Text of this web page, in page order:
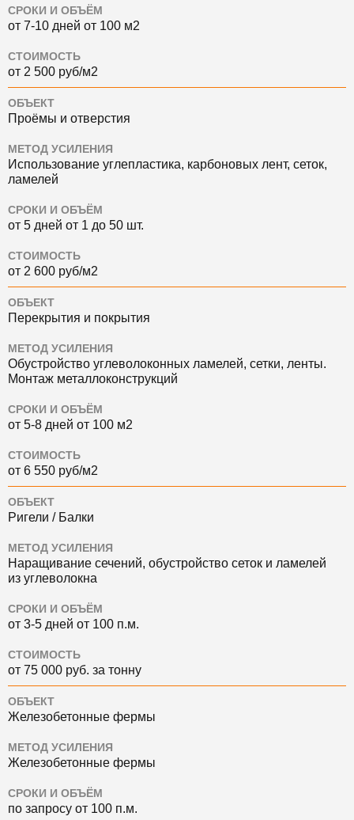
СРОКИ И ОБЪЁМ
от 7-10 дней от 100 м2
СТОИМОСТЬ
от 2 500 руб/м2
ОБЪЕКТ
Проёмы и отверстия
МЕТОД УСИЛЕНИЯ
Использование углепластика, карбоновых лент, сеток,
ламелей
СРОКИ И ОБЪЁМ
от 5 дней от 1 до 50 шт.
СТОИМОСТЬ
от 2 600 руб/м2
ОБЪЕКТ
Перекрытия и покрытия
МЕТОД УСИЛЕНИЯ
Обустройство углеволоконных ламелей, сетки, ленты.
Монтаж металлоконструкций
СРОКИ И ОБЪЁМ
от 5-8 дней от 100 м2
СТОИМОСТЬ
от 6 550 руб/м2
ОБЪЕКТ
Ригели / Балки
МЕТОД УСИЛЕНИЯ
Наращивание сечений, обустройство сеток и ламелей
из углеволокна
СРОКИ И ОБЪЁМ
от 3-5 дней от 100 п.м.
СТОИМОСТЬ
от 75 000 руб. за тонну
ОБЪЕКТ
Железобетонные фермы
МЕТОД УСИЛЕНИЯ
Железобетонные фермы
СРОКИ И ОБЪЁМ
по запросу от 100 п.м.